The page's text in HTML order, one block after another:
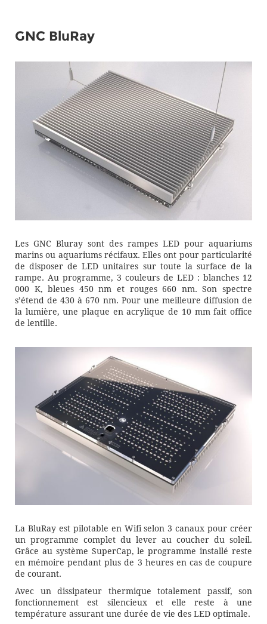
GNC BluRay
Les GNC Bluray sont des rampes LED pour aquariums
marins ou aquariums récifaux. Elles ont pour particularité
de disposer de LED unitaires sur toute la surface de la
rampe. Au programme, 3 couleurs de LED : blanches 12
000 K, bleues 450 nm et rouges 660 nm. Son spectre
s’étend de 430 à 670 nm. Pour une meilleure diffusion de
la lumière, une plaque en acrylique de 10 mm fait office
de lentille.
La BluRay est pilotable en Wifi selon 3 canaux pour créer
un programme complet du lever au coucher du soleil.
Grâce au système SuperCap, le programme installé reste
en mémoire pendant plus de 3 heures en cas de coupure
de courant.
Avec un dissipateur thermique totalement passif, son
fonctionnement est silencieux et elle reste à une
température assurant une durée de vie des LED optimale.